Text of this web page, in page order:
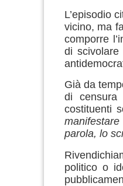
L’episodio
vicino, ma
comporre
di scivolare
Già da
di
costituenti
parola, lo
politico o